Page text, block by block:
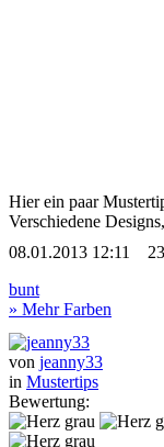
Hier ein paar
Verschiedene
08.01.2013 12:11
bunt
» Mehr Farben
von jeanny33
in Mustertips
Bewertung: